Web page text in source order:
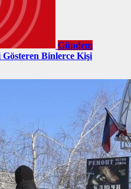
Gündem
Binlerce Kişi